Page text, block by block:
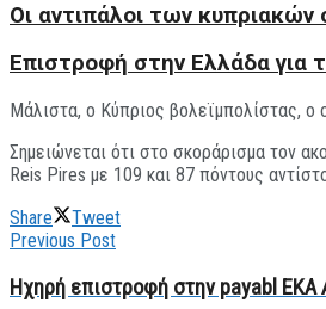
Οι αντιπάλοι των
Επιστροφή στην Ελλάδα για
Mάλιστα, ο Κύπριος βολεϊμπολίστας, ο
Σημειώνεται ότι στο σκοράρισμα τον
Reis Pires με 109 και 87 πόντους
Share
Tweet
Previous Post
Ηχηρή επιστροφή στην payabl EKA